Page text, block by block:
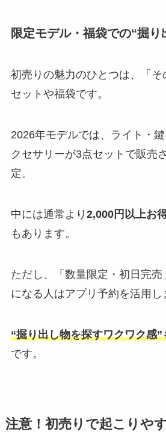
限定モデル・福袋での“掘り
初売りの魅力のひとつは、「そ
セットや福袋です。
2026年モデルでは、ライト・
クセサリーが3点セットで販売
定。
中には通常より 2,000円以上お
もあります。
ただし、「数量限定・初日完
になる人はアプリ予約を活用し
“掘り出し物を探すワクワク感
です。
注意！初売りで起こりや